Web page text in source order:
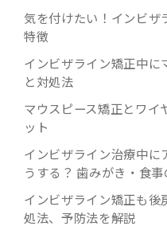
気を付けたい！インビザ
特徴
インビザライン矯正中
と対処法
マウスピース矯正とワイ
ット
インビザライン治療中
うする？ 歯みがき・食
インビザライン矯正も
処法、予防法を解説